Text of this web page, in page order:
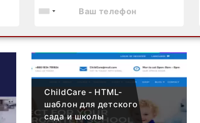
ChildCare - HTML-
шаблон для детского
сада и школы